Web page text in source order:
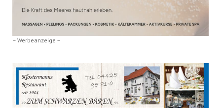
– Werbeanzeige –